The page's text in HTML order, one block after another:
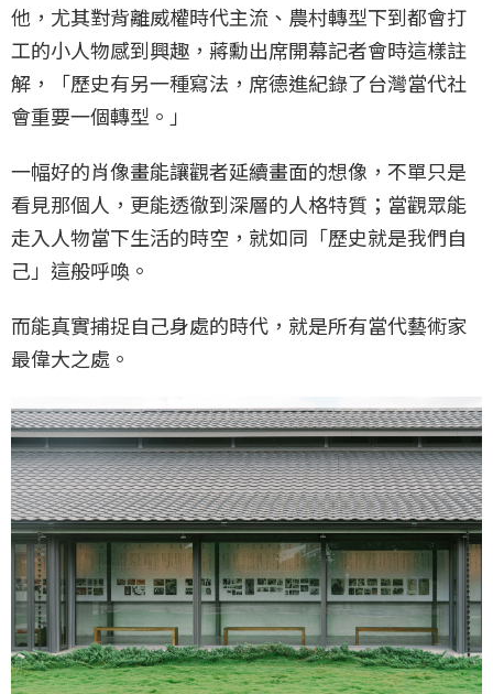
他，尤其對背離威權時代主流、農村轉型下到都會打
工的小人物感到興趣，蔣勳出席開幕記者會時這樣註
解，「歷史有另一種寫法，席德進紀錄了台灣當代社
會重要一個轉型。」
一幅好的肖像畫能讓觀者延續畫面的想像，不單只是
看見那個人，更能透徹到深層的人格特質；當觀眾能
走入人物當下生活的時空，就如同「歷史就是我們自
己」這般呼喚。
而能真實捕捉自己身處的時代，就是所有當代藝術家
最偉大之處。